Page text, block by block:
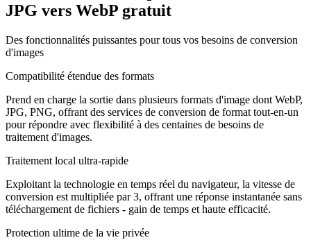
JPG vers WebP gratuit
Des fonctionnalités puissantes pour tous vos besoins de conversion
d'images
Compatibilité étendue des formats
Prend en charge la sortie dans plusieurs formats d'image dont WebP,
JPG, PNG, offrant des services de conversion de format tout-en-un
pour répondre avec flexibilité à des centaines de besoins de
traitement d'images.
Traitement local ultra-rapide
Exploitant la technologie en temps réel du navigateur, la vitesse de
conversion est multipliée par 3, offrant une réponse instantanée sans
téléchargement de fichiers - gain de temps et haute efficacité.
Protection ultime de la vie privée